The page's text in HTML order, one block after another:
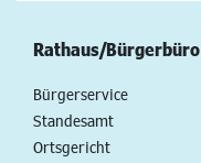
Rathaus/Bürgerbüro
Bürgerservice
Standesamt
Ortsgericht